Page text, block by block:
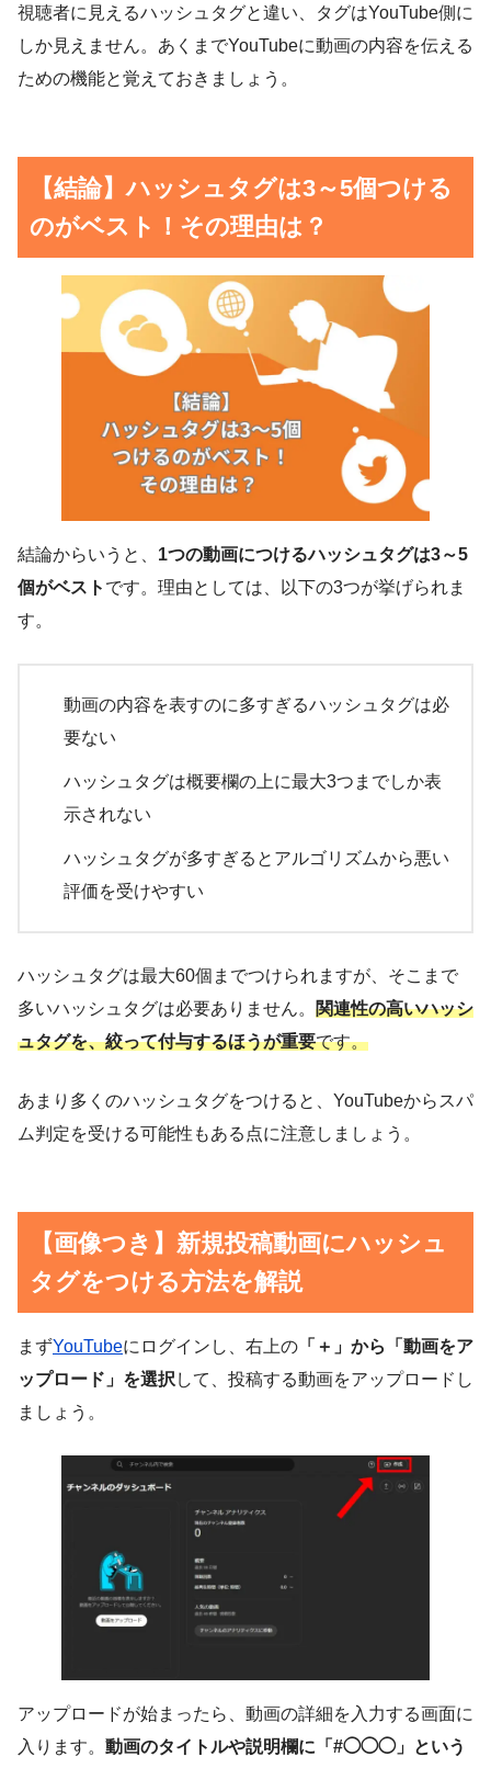
視聴者に見えるハッシュタグと違い、タグはYouTube側に
しか見えません。あくまでYouTubeに動画の内容を伝える
ための機能と覚えておきましょう。
【結論】ハッシュタグは3～5個つける
のがベスト！その理由は？
結論からいうと、 1つの動画につけるハッシュタグは3～5
個がベスト です。理由としては、以下の3つが挙げられま
す。
動画の内容を表すのに多すぎるハッシュタグは必
要ない
ハッシュタグは概要欄の上に最大3つまでしか表
示されない
ハッシュタグが多すぎるとアルゴリズムから悪い
評価を受けやすい
ハッシュタグは最大60個までつけられますが、そこまで
多いハッシュタグは必要ありません。 関連性の高いハッシ
ュタグを、絞って付与するほうが重要です。
あまり多くのハッシュタグをつけると、YouTubeからスパ
ム判定を受ける可能性もある点に注意しましょう。
【画像つき】新規投稿動画にハッシュ
タグをつける方法を解説
まずYouTubeにログインし、右上の 「＋」から「動画をア
ップロード」を選択 して、投稿する動画をアップロードし
ましょう。
アップロードが始まったら、動画の詳細を入力する画面に
入ります。 動画のタイトルや説明欄に「#◯◯◯」という